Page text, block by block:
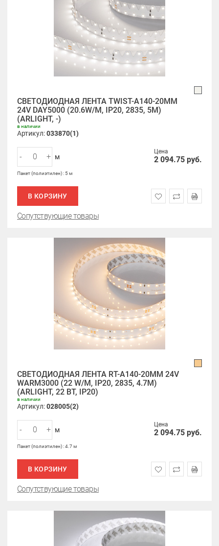
СВЕТОДИОДНАЯ ЛЕНТА TWIST-A140-20MM
24V DAY5000 (20.6W/M, IP20, 2835, 5M)
(ARLIGHT, -)
в наличии
Артикул:033870(1)
Цена
2 094.75 руб.
- + м
Пакет (полиэтилен) : 5 м
В КОРЗИНУ
Сопутствующие товары
СВЕТОДИОДНАЯ ЛЕНТА RT-A140-20MM 24V
WARM3000 (22 W/M, IP20, 2835, 4.7M)
(ARLIGHT, 22 ВТ, IP20)
в наличии
Артикул:028005(2)
Цена
2 094.75 руб.
- + м
Пакет (полиэтилен) : 4.7 м
В КОРЗИНУ
Сопутствующие товары